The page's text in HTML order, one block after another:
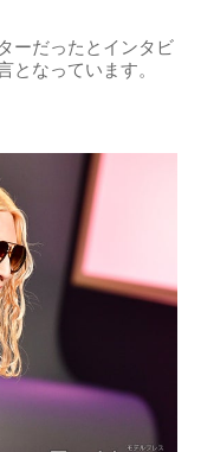
ーだったとインタビ
となっています。